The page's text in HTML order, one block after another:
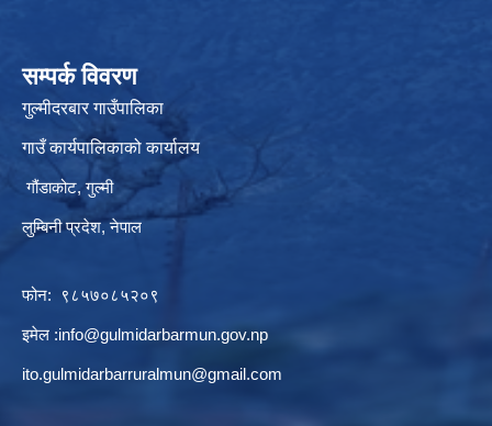
सम्पर्क विवरण
गुल्मीदरबार गाउँपालिका
गाउँ कार्यपालिकाको कार्यालय
गौंडाकोट, गुल्मी
लुम्बिनी प्रदेश, नेपाल
फोन: ९८५७०८५२०९
इमेल :info@gulmidarbarmun.gov.np
ito.gulmidarbarruralmun@gmail.com